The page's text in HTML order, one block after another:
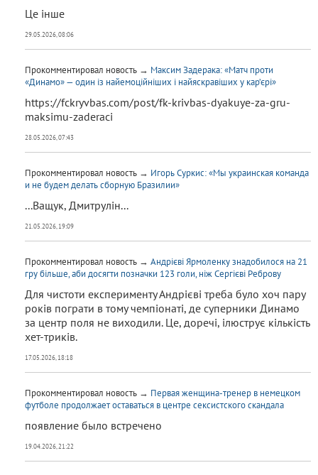
Це інше
29.05.2026, 08:06
Прокомментировал новость → Максим Задерака: «Матч проти
«Динамо» — один із найемоційніших і найяскравіших у кар’єрі»
https://fckryvbas.com/post/fk-krivbas-dyakuye-za-gru-
maksimu-zaderaci
28.05.2026, 07:43
Прокомментировал новость → Игорь Суркис: «Мы украинская команда
и не будем делать сборную Бразилии»
...Ващук, Дмитрулін...
21.05.2026, 19:09
Прокомментировал новость → Андрієві Ярмоленку знадобилося на 21
гру більше, аби досягти позначки 123 голи, ніж Сергієві Реброву
Для чистоти експерименту Андрієві треба було хоч пару
років пограти в тому чемпіонаті, де суперники Динамо
за центр поля не виходили. Це, доречі, ілюструє кількість
хет-триків.
17.05.2026, 18:18
Прокомментировал новость → Первая женщина-тренер в немецком
футболе продолжает оставаться в центре сексистского скандала
появление было встречено
19.04.2026, 21:22